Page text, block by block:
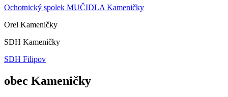
Ochotnický spolek MUČIDLA Kameničky
Orel Kameničky
SDH Kameničky
SDH Filipov
obec Kameničky